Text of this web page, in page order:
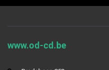
www.od-cd.be